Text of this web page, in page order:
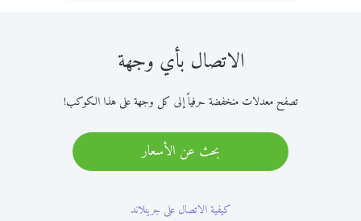
الاتصال بأي وجهة
تصفح معدلات منخفضة حرفياً إلى كل وجهة على هذا الكوكب!
بحث عن الأسعار
كيفية الاتصال على جرينلاند